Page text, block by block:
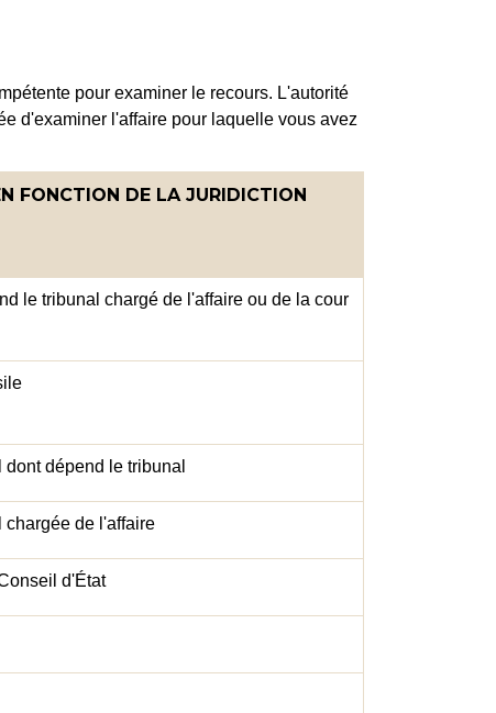
pour examiner le recours. L'autorité
d'examiner l'affaire pour laquelle vous avez
FONCTION DE LA JURIDICTION
le tribunal chargé de l'affaire ou de la cour
dépend le tribunal
chargée de l'affaire
d'État